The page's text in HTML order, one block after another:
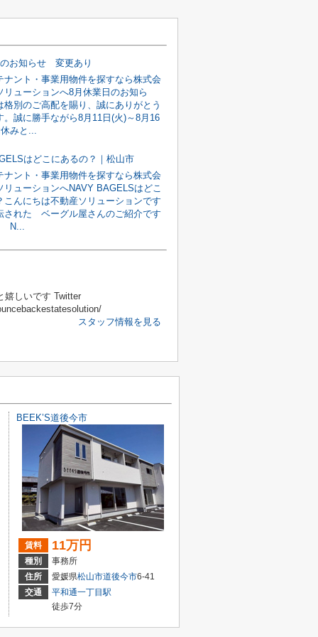
お知らせ 変更あり
ナント・事業用物件を探すなら株式会
リューションへ8月休業日のお知ら
別のご高配を賜り、誠にありがとう
。誠に勝手ながら8月11日(火)～8月16
みと...
はどこにあるの？｜松山市
ナント・事業用物件を探すなら株式会
リューションへNAVY BAGELSはどこ
こんにちは不動産ソリューションです
された ベーグル屋さんのご紹介です
N...
嬉しいです Twitter
スタッフ情報を見る
BEEK’S道後今市
賃料 11万円
種別
事務所
住所
愛媛県松山市道後今市6-41
交通
平和通一丁目駅
徒歩7分